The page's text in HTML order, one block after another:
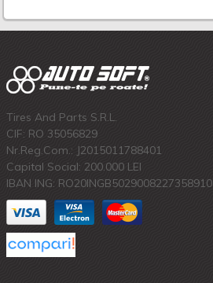
Tires And Parts S.R.L.
CIF: RO 35056829
Nr.Reg.Com.: J2015011788401
Capital Social: 200.000 LEI
IBAN ING: RO20INGB5029008227358910